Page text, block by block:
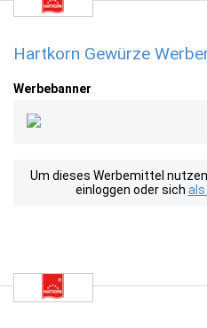
Hartkorn Gewürze
Werbebanner
Um dieses Werbemittel
einloggen oder sich als